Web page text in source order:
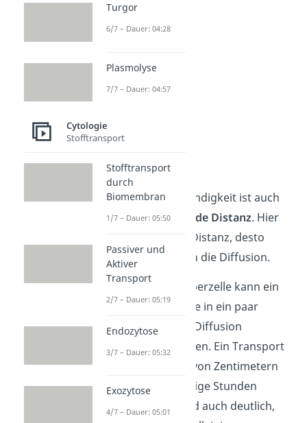
Distanz
Wichtig für die
Diffusionsgeschwindigkeit ist auch
die zuüberwindende Distanz. Hier
die Distanz, desto
längerdauert auch die Diffusion.
Innerhalb der Körperzelle kann ein
Stoff beispielsweise in ein paar
Millisekunden per Diffusion
transportiert werden. Ein Transport
über eine Strecke von Zentimetern
kann hingegen einige Stunden
dauern. Daran wird auch deutlich,
Turgor
6/7 – Dauer: 04:28
Plasmolyse
7/7 – Dauer: 04:57
Cytologie
Stofftransport
Stofftransport
durch
Biomembran
1/7 – Dauer: 05:50
Passiver und
Aktiver
Transport
2/7 – Dauer: 05:19
Endozytose
3/7 – Dauer: 05:32
Exozytose
4/7 – Dauer: 05:01